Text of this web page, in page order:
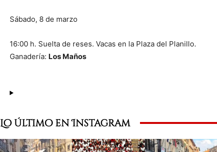
Sábado, 8 de marzo
16:00 h. Suelta de reses. Vacas en la Plaza del Planillo.
Ganadería: Los Maños
Lo último en Instagram